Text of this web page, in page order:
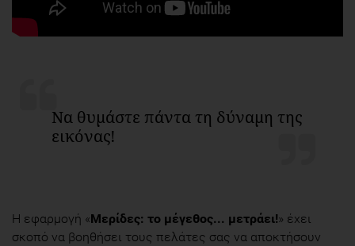
Να θυμάστε πάντα τη δύναμη της
εικόνας!
Η εφαρμογή «Μερίδες: το μέγεθος... μετράει!» έχει
σκοπό να βοηθήσει τους πελάτες σας να αποκτήσουν